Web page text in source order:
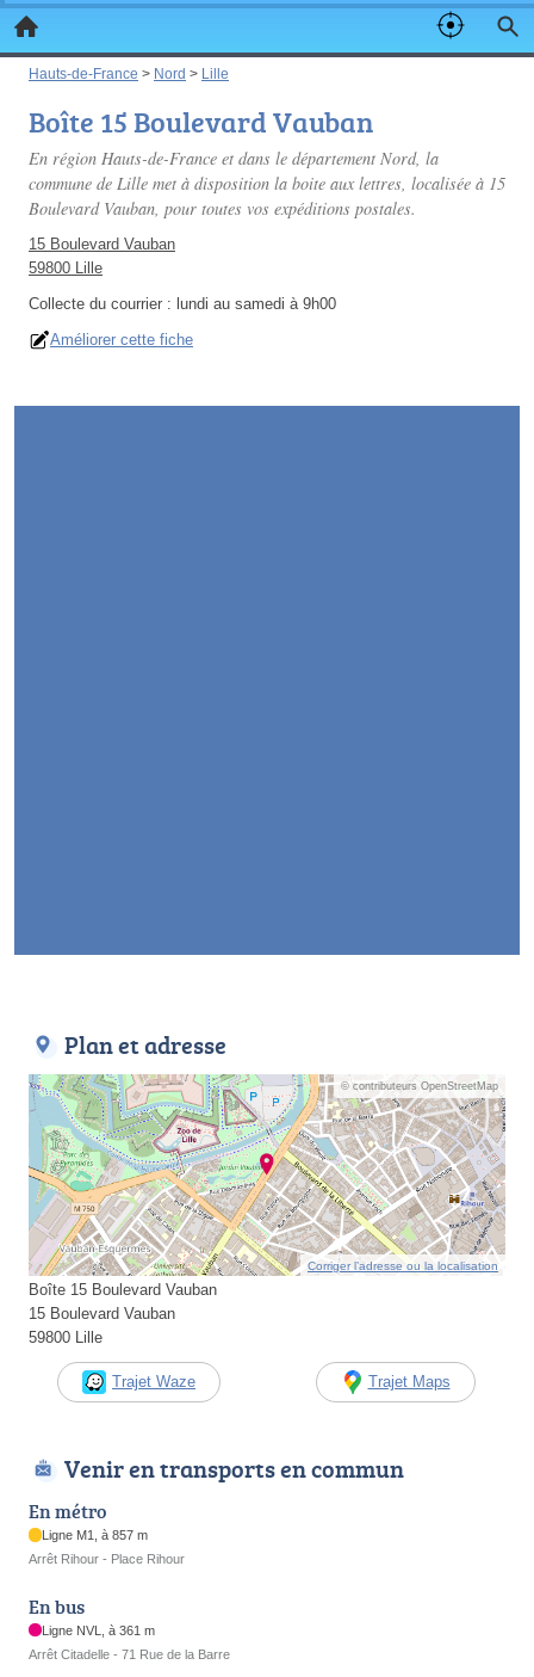
Hauts-de-France > Nord > Lille
Boîte 15 Boulevard Vauban
En région Hauts-de-France et dans le département Nord, la
commune de Lille met à disposition la boite aux lettres, localisée à 15
Boulevard Vauban, pour toutes vos expéditions postales.
15 Boulevard Vauban
59800 Lille
Collecte du courrier : lundi au samedi à 9h00
Améliorer cette fiche
Plan et adresse
© contributeurs OpenStreetMap
Corriger l’adresse ou la localisation
Boîte 15 Boulevard Vauban
15 Boulevard Vauban
59800 Lille
Trajet Waze Trajet Maps
Venir en transports en commun
En métro
Ligne M1, à 857 m
Arrêt Rihour - Place Rihour
En bus
Ligne NVL, à 361 m
Arrêt Citadelle - 71 Rue de la Barre